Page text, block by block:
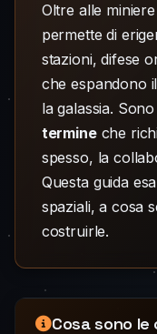
Oltre alle
permette di
stazioni, difese
che espandono
la galassia.
termineche
spesso, la
Questa guida
spaziali, a cosa
costruirle.
Cosa sono